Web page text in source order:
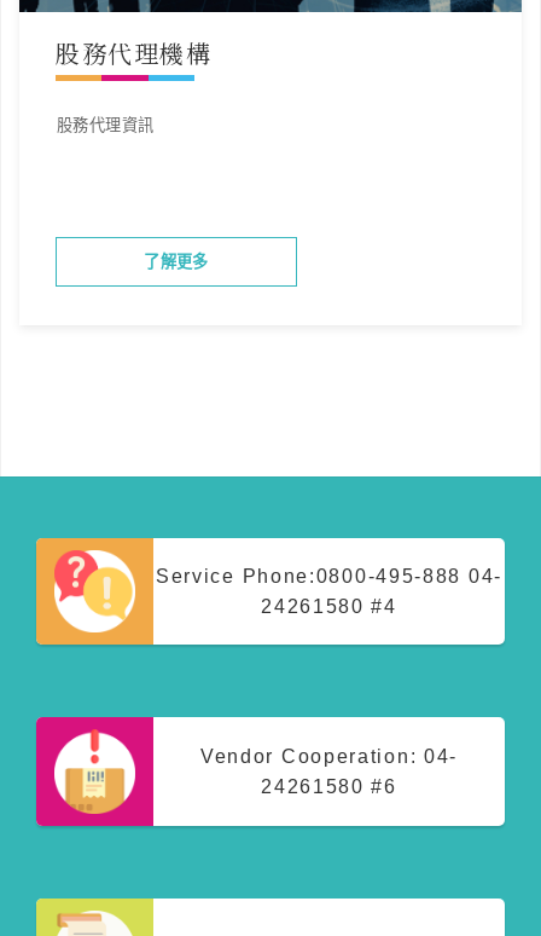
股務代理機構
股務代理資訊
了解更多
Service Phone:0800-495-888 04-
24261580 #4
Vendor Cooperation: 04-
24261580 #6